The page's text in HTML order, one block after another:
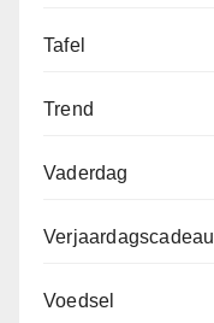
Tafel
Trend
Vaderdag
Verjaardagscadeau
Voedsel